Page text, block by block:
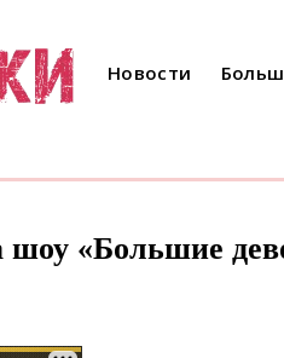
Новости
шоу «Большие